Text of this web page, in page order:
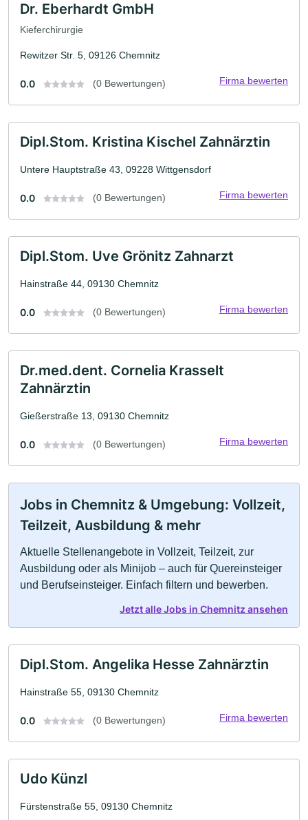
Dr. Eberhardt GmbH
Kieferchirurgie
Rewitzer Str. 5, 09126 Chemnitz
0.0 (0 Bewertungen) Firma bewerten
Dipl.Stom. Kristina Kischel Zahnärztin
Untere Hauptstraße 43, 09228 Wittgensdorf
0.0 (0 Bewertungen) Firma bewerten
Dipl.Stom. Uve Grönitz Zahnarzt
Hainstraße 44, 09130 Chemnitz
0.0 (0 Bewertungen) Firma bewerten
Dr.med.dent. Cornelia Krasselt
Zahnärztin
Gießerstraße 13, 09130 Chemnitz
0.0 (0 Bewertungen) Firma bewerten
Jobs in Chemnitz & Umgebung: Vollzeit,
Teilzeit, Ausbildung & mehr
Aktuelle Stellenangebote in Vollzeit, Teilzeit, zur
Ausbildung oder als Minijob – auch für Quereinsteiger
und Berufseinsteiger. Einfach filtern und bewerben.
Jetzt alle Jobs in Chemnitz ansehen
Dipl.Stom. Angelika Hesse Zahnärztin
Hainstraße 55, 09130 Chemnitz
0.0 (0 Bewertungen) Firma bewerten
Udo Künzl
Fürstenstraße 55, 09130 Chemnitz